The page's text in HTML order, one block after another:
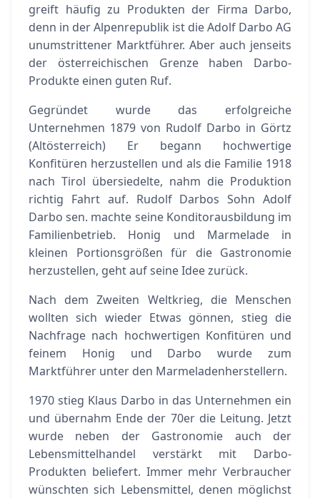
greift häufig zu Produkten der Firma Darbo,
denn in der Alpenrepublik ist die Adolf Darbo AG
unumstrittener Marktführer. Aber auch jenseits
der österreichischen Grenze haben Darbo-
Produkte einen guten Ruf.
Gegründet wurde das erfolgreiche
Unternehmen 1879 von Rudolf Darbo in Görtz
(Altösterreich) Er begann hochwertige
Konfitüren herzustellen und als die Familie 1918
nach Tirol übersiedelte, nahm die Produktion
richtig Fahrt auf. Rudolf Darbos Sohn Adolf
Darbo sen. machte seine Konditorausbildung im
Familienbetrieb. Honig und Marmelade in
kleinen Portionsgrößen für die Gastronomie
herzustellen, geht auf seine Idee zurück.
Nach dem Zweiten Weltkrieg, die Menschen
wollten sich wieder Etwas gönnen, stieg die
Nachfrage nach hochwertigen Konfitüren und
feinem Honig und Darbo wurde zum
Marktführer unter den Marmeladenherstellern.
1970 stieg Klaus Darbo in das Unternehmen ein
und übernahm Ende der 70er die Leitung. Jetzt
wurde neben der Gastronomie auch der
Lebensmittelhandel verstärkt mit Darbo-
Produkten beliefert. Immer mehr Verbraucher
wünschten sich Lebensmittel, denen möglichst